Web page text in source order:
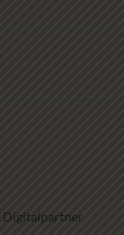
Digitalpartner